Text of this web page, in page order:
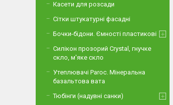
Касети для розсади
Сітки штукатурні фасадні
Бочки-бідони. Ємності пластикові
Силікон прозорий Crystal, гнучке
скло, м'яке скло
Утеплювачі Paroc. Мінеральна
базальтова вата
Тюбінги (надувні санки)